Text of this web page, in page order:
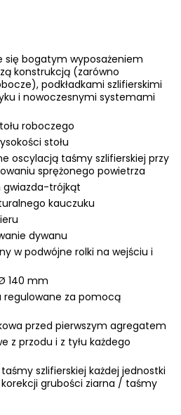
się bogatym wyposażeniem
konstrukcją (zarówno
podkładkami szlifierskimi
i nowoczesnymi systemami
roboczego
stołu
oscylacją taśmy szlifierskiej przy
sprężonego powietrza
trójkąt
kauczuku
dywanu
w podwójne rolki na wejściu i
140 mm
regulowane za pomocą
przed pierwszym agregatem
z przodu i z tyłu każdego
szlifierskiej każdej jednostki
grubości ziarna / taśmy